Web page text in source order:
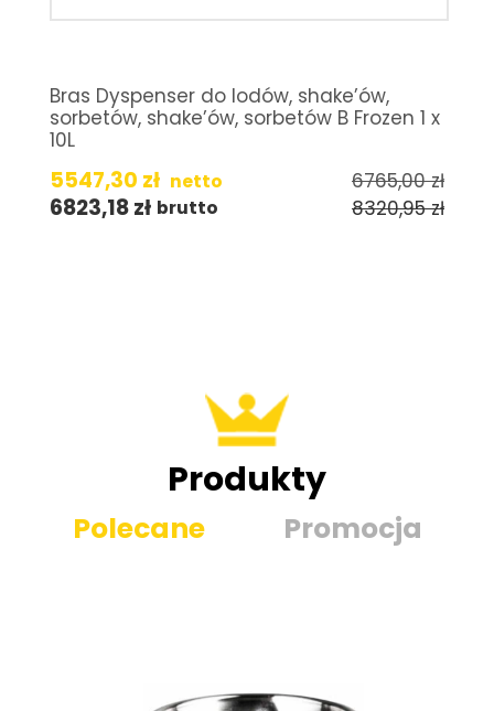
Bras Dyspenser do lodów, shake’ów,
sorbetów, shake’ów, sorbetów B Frozen 1 x
10L
5547,30 zł netto 6765,00zł
6823,18zł brutto 8320,95zł
Produkty
Polecane Promocja